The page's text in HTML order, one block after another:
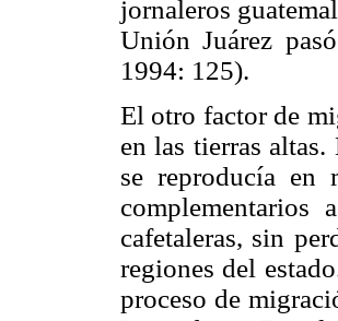
jornaleros
Unión Juárez
1994: 125).
El otro factor de
en las tierras
se reproducía en
cafetaleras, sin
regiones del
proceso de